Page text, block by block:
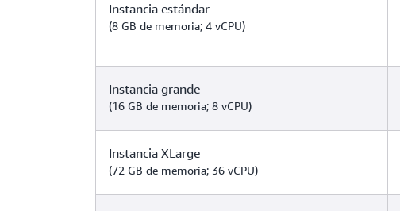
Instancia estándar
(8 GB de memoria; 4 vCPU)
Instancia grande
(16 GB de memoria; 8 vCPU)
Instancia XLarge
(72 GB de memoria; 36 vCPU)